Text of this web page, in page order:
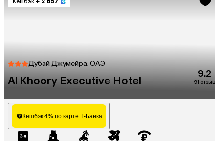
Кешбэк + 2 657
Дубай Джумейра, ОАЭ
Al Khoory Executive Hotel
9.2
91 отзыв
Кешбэк 4% по карте Т-Банка